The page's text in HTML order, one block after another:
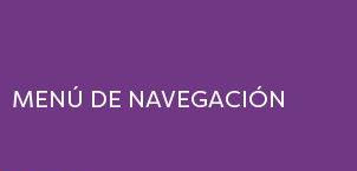
MENÚ DE NAVEGACIÓN